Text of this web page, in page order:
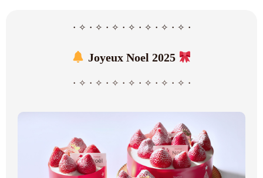
・✧・✧・✧・✧・✧・✧・✧・
Joyeux Noel 2025
・✧・✧・✧・✧・✧・✧・✧・